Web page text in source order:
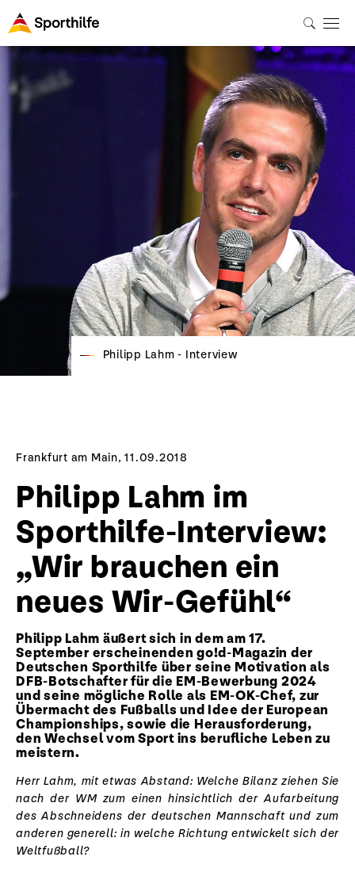
Philipp Lahm - Interview
Frankfurt am Main, 11.09.2018
Philipp Lahm im
Sporthilfe-Interview:
„Wir brauchen ein
neues Wir-Gefühl“
Philipp Lahm äußert sich in dem am 17.
September erscheinenden go!d-Magazin der
Deutschen Sporthilfe über seine Motivation als
DFB-Botschafter für die EM-Bewerbung 2024
und seine mögliche Rolle als EM-OK-Chef, zur
Übermacht des Fußballs und Idee der European
Championships, sowie die Herausforderung,
den Wechsel vom Sport ins berufliche Leben zu
meistern.
Herr Lahm, mit etwas Abstand: Welche Bilanz ziehen Sie
nach der WM zum einen hinsichtlich der Aufarbeitung
des Abschneidens der deutschen Mannschaft und zum
anderen generell: in welche Richtung entwickelt sich der
Weltfußball?